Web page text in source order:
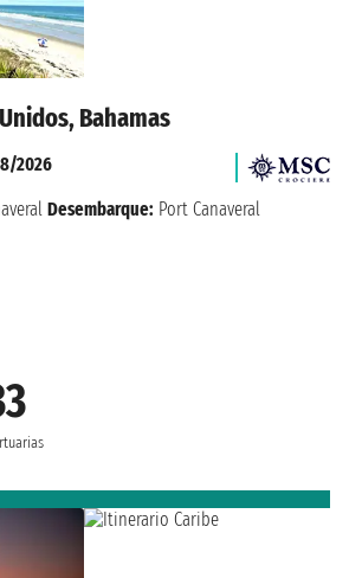
Bahamas
2026
Desembarque: Port Canaveral